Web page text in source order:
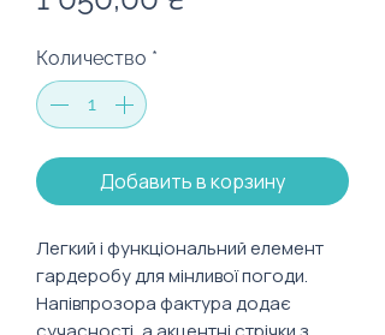
Количество *
Добавить в корзину
Легкий і функціональний елемент
гардеробу для мінливої погоди.
Напівпрозора фактура додає